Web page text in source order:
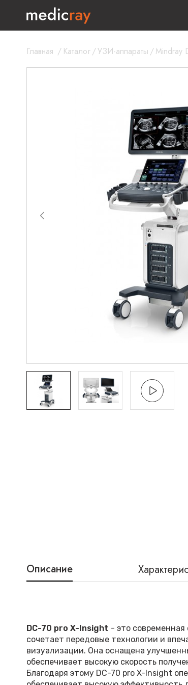
Главная / Каталог/УЗИ-аппараты /Mindray
Описание
DC-70 pro X-Insight - это современная
сочетает передовые технологии и
визуализации. Она оснащена
обеспечивает высокую скорость
Благодаря этому DC-70 pro X-Insight